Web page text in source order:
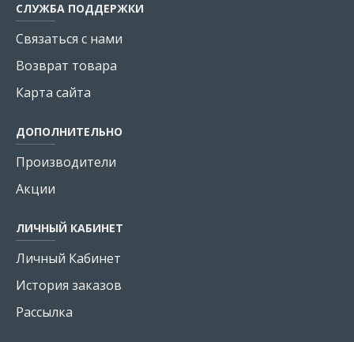
СЛУЖБА ПОДДЕРЖКИ
Связаться с нами
Возврат товара
Карта сайта
ДОПОЛНИТЕЛЬНО
Производители
Акции
ЛИЧНЫЙ КАБИНЕТ
Личный Кабинет
История заказов
Рассылка